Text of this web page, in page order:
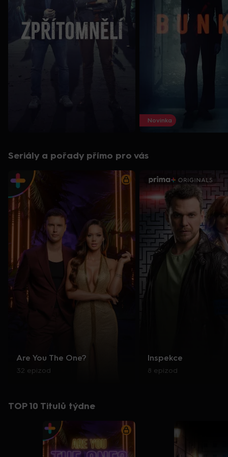
Novinka
Seriály a pořady přímo pro vás
Are You The One?
32 epizod
Inspekce
8 epizod
TOP 10 Titulů týdne